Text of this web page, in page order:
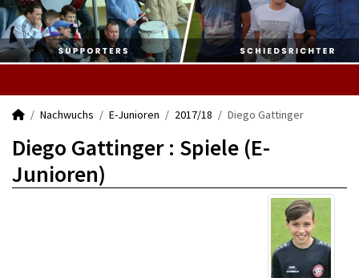
Nachwuchs E-Junioren 2017/18 Diego Gattinger
Diego Gattinger : Spiele (E-
Junioren)